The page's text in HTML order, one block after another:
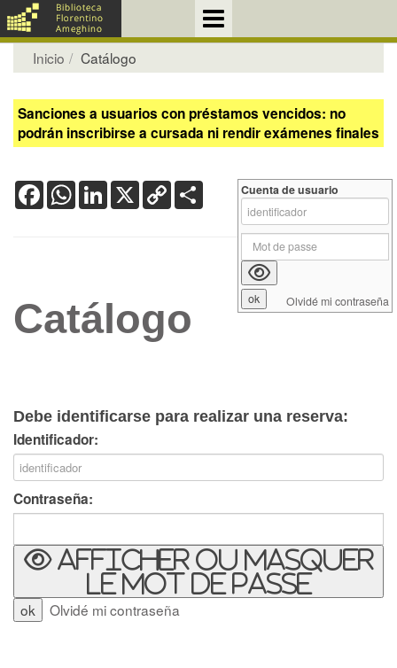
Inicio Catálogo
Sanciones a usuarios con préstamos vencidos: no
podrán inscribirse a cursada ni rendir exámenes finales
FacebookWhatsApp
LinkedIn
X Copy
Link
Catálogo
Debe identificarse para realizar una reserva:
Identificador:
Contraseña:
Afficher ou masquer
le mot de passe
Olvidé mi contraseña
Cuenta de usuario
Olvidé mi contraseña